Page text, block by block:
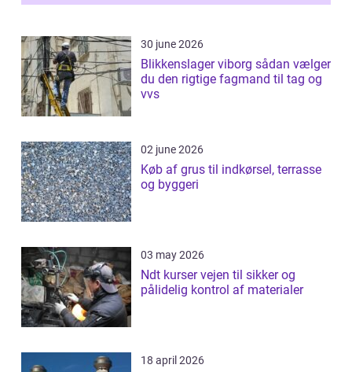
30 june 2026
Blikkenslager viborg sådan vælger
du den rigtige fagmand til tag og
vvs
02 june 2026
Køb af grus til indkørsel, terrasse
og byggeri
03 may 2026
Ndt kurser vejen til sikker og
pålidelig kontrol af materialer
18 april 2026